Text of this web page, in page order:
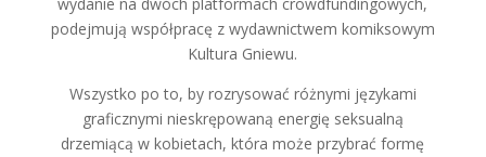
podejmują współpracę z wydawnictwem komiksowym
Kultura Gniewu.
Wszystko po to, by rozrysować różnymi językami
graficznymi nieskrępowaną energię seksualną
drzemiącą w kobietach, która może przybrać formę